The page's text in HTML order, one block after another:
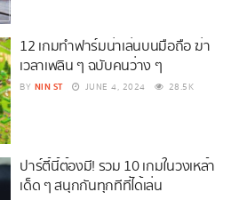
12 เกมทำฟาร์มน่าเล่นบนมือถือ ฆ่า
เวลาเพลิน ๆ ฉบับคนว่าง ๆ
BY NIN ST JUNE 4, 2024 28.5K
ปาร์ตี้นี้ต้องมี! รวม 10 เกมในวงเหล้า
เด็ด ๆ สนุกกันทุกทีที่ได้เล่น